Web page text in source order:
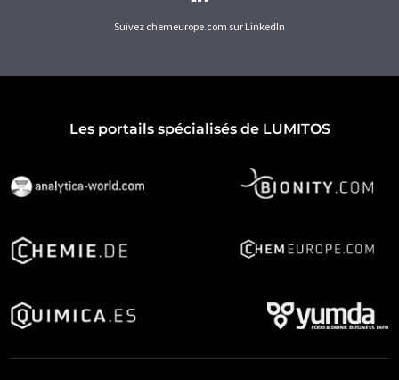
Suivez chemeurope.com sur LinkedIn
Les portails spécialisés de LUMITOS